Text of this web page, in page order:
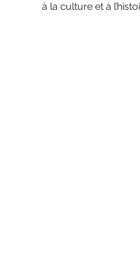
à la culture et à